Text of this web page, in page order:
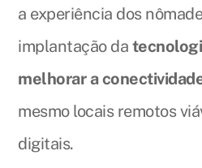
a experiência dos
implantação da
melhorar a
mesmo locais remotos
digitais.